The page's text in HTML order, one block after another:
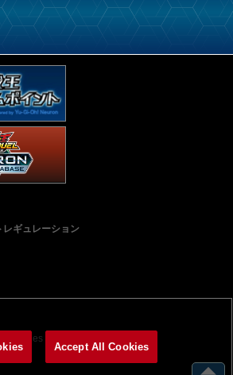
レギュレーション
Cookies Settings
Accept All Cookies